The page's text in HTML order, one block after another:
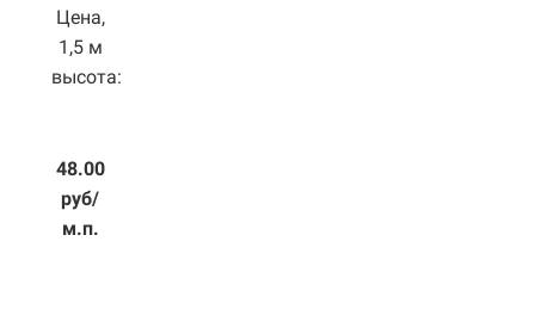
Цена,
1,5 м
высота:
48.00
руб/
м.п.